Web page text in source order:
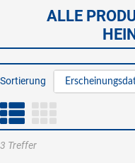
ALLE
Sortierung
3 Treffer